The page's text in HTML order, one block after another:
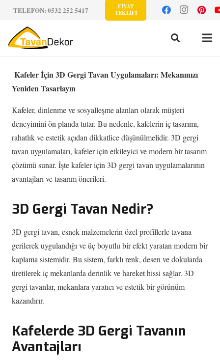
TELEFON: 0532 252 5417
FİYAT
TEKLİFİ
Kafeler İçin 3D Gergi Tavan Uygulamaları: Mekanınızı
Yeniden Tasarlayın
Kafeler, dinlenme ve sosyalleşme alanları olarak müşteri
deneyimini ön planda tutar. Bu nedenle, kafelerin iç tasarımı,
rahatlık ve estetik açıdan dikkatlice düşünülmelidir. 3D gergi
tavan uygulamaları, kafeler için etkileyici ve modern bir tasarım
çözümü sunar. İşte kafeler için 3D gergi tavan uygulamalarının
avantajları ve tasarım önerileri.
3D Gergi Tavan Nedir?
3D gergi tavan, esnek malzemelerin özel profillerle tavana
gerilerek uygulandığı ve üç boyutlu bir efekt yaratan modern bir
kaplama sistemidir. Bu sistem, farklı renk, desen ve dokularda
üretilerek iç mekanlarda derinlik ve hareket hissi sağlar. 3D
gergi tavanlar, mekanlara yaratıcı ve estetik bir görünüm
kazandırır.
Kafelerde 3D Gergi Tavanın
Avantajları